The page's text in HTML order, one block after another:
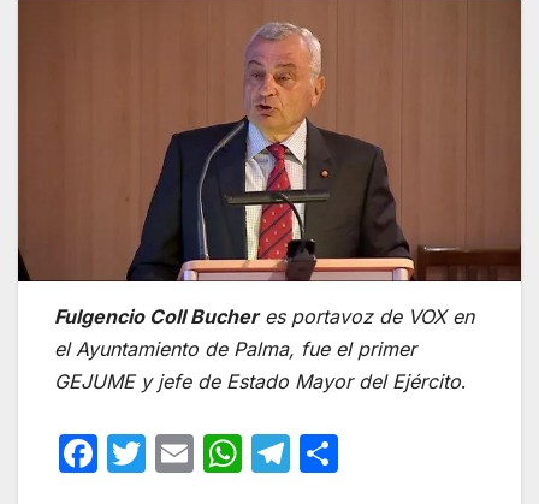
Fulgencio Coll Bucheres portavoz de VOX en
el Ayuntamiento de Palma, fue el primer
GEJUME y jefe de Estado Mayor del Ejército.
F
T
E
W T